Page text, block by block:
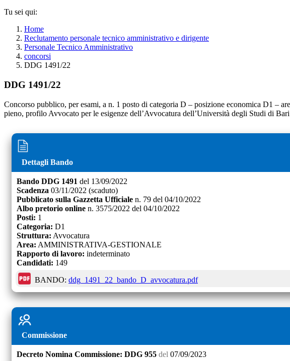
Tu sei qui:
Home
Reclutamento personale tecnico amministrativo e dirigente
Personale Tecnico Amministrativo
concorsi
DDG 1491/22
DDG 1491/22
Concorso pubblico, per esami, a n. 1 posto di categoria D – posizione economica D1 –
pieno, profilo Avvocato per le esigenze dell’Avvocatura dell’Università degli Studi di
Dettagli Bando
Bando DDG 1491 del 13/09/2022
Scadenza 03/11/2022 (scaduto)
Pubblicato sulla Gazzetta Ufficiale n. 79 del 04/10/2022
Albo pretorio online n. 3575/2022 del 04/10/2022
Posti: 1
Categoria: D1
Struttura: Avvocatura
Area: AMMINISTRATIVA-GESTIONALE
Rapporto di lavoro: indeterminato
Candidati: 149
BANDO: ddg_1491_22_bando_D_avvocatura.pdf
Commissione
Decreto Nomina Commissione: DDG 955 del 07/09/2023